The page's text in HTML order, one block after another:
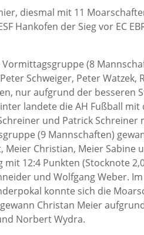
diesmal mit 11
Hankofen der Sieg vor EC
(8
Schweiger, Peter
nur aufgrund der besseren
landete die AH Fußball mit
und Patrick Schreiner
(9 Mannschaften)
Meier Christian, Meier Sabine
12:4 Punkten (Stocknote
und Wolfgang Weber.
konnte sich die
Christan Meier
Norbert Wydra.